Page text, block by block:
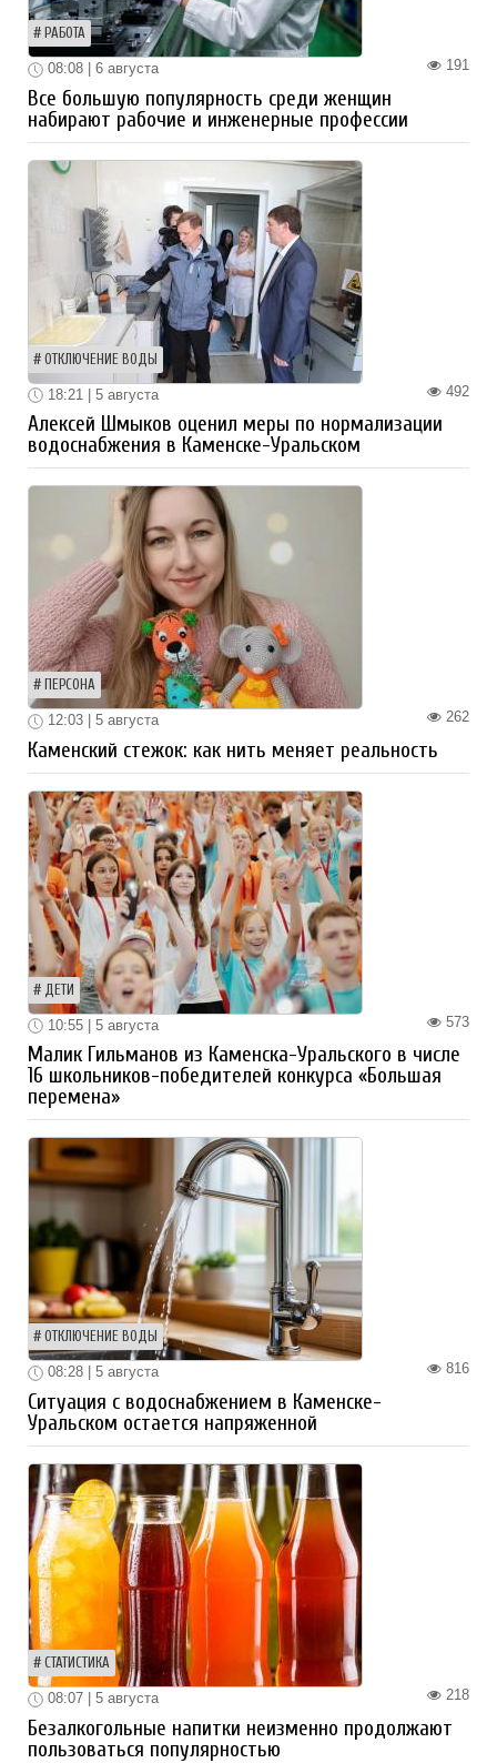
РАБОТА
191
08:08 | 6 августа
Все большую популярность среди женщин
набирают рабочие и инженерные профессии
ОТКЛЮЧЕНИЕ ВОДЫ
492
18:21 | 5 августа
Алексей Шмыков оценил меры по нормализации
водоснабжения в Каменске-Уральском
ПЕРСОНА
262
12:03 | 5 августа
Каменский стежок: как нить меняет реальность
ДЕТИ
573
10:55 | 5 августа
Малик Гильманов из Каменска-Уральского в числе
16 школьников-победителей конкурса «Большая
перемена»
ОТКЛЮЧЕНИЕ ВОДЫ
816
08:28 | 5 августа
Ситуация с водоснабжением в Каменске-
Уральском остается напряженной
СТАТИСТИКА
218
08:07 | 5 августа
Безалкогольные напитки неизменно продолжают
пользоваться популярностью